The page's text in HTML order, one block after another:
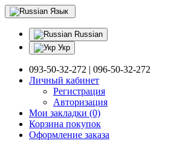
Язык
Russian
Укр
093-50-32-272 | 096-50-32-272
Личный кабинет
Регистрация
Авторизация
Мои закладки (0)
Корзина покупок
Оформление заказа